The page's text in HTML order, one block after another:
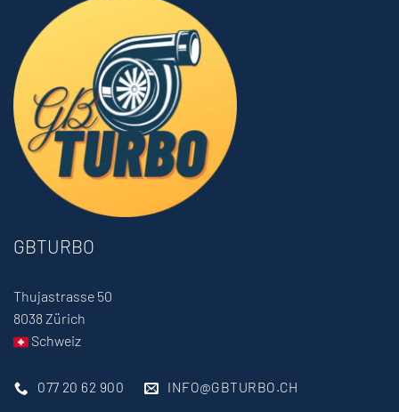
GBTURBO
Thujastrasse 50
8038 Zürich
Schweiz
077 20 62 900 INFO@GBTURBO.CH